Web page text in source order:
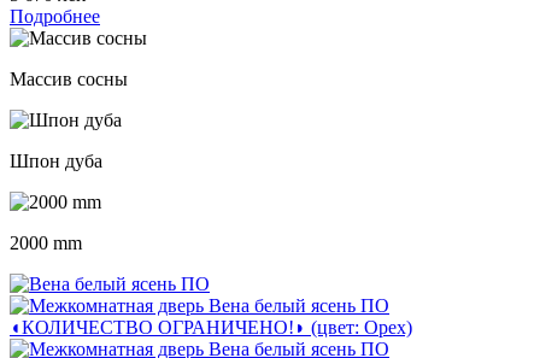
Подробнее
Массив сосны
Шпон дуба
2000 mm